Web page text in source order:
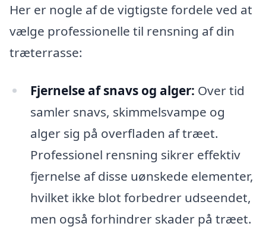
Her er nogle af de vigtigste fordele ved at
vælge professionelle til rensning af din
træterrasse:
Fjernelse af snavs og alger: Over tid
samler snavs, skimmelsvampe og
alger sig på overfladen af træet.
Professionel rensning sikrer effektiv
fjernelse af disse uønskede elementer,
hvilket ikke blot forbedrer udseendet,
men også forhindrer skader på træet.